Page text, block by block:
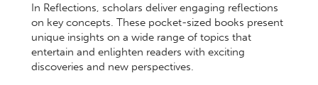
In Reflections, scholars deliver engaging reflections
on key concepts. These pocket-sized books present
unique insights on a wide range of topics that
entertain and enlighten readers with exciting
discoveries and new perspectives.